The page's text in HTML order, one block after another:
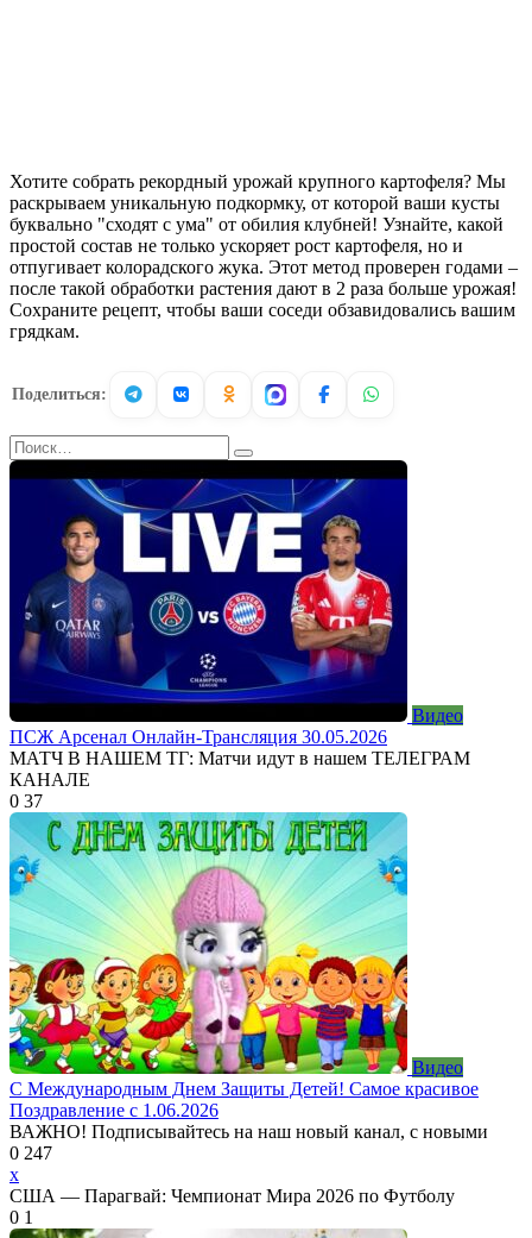
Хотите собрать рекордный урожай крупного картофеля? Мы
раскрываем уникальную подкормку, от которой ваши кусты
буквально "сходят с ума" от обилия клубней! Узнайте, какой
простой состав не только ускоряет рост картофеля, но и
отпугивает колорадского жука. Этот метод проверен годами –
после такой обработки растения дают в 2 раза больше урожая!
Сохраните рецепт, чтобы ваши соседи обзавидовались вашим
грядкам.
Поделиться:
Search
for:
Видео
ПСЖ Арсенал Онлайн-Трансляция 30.05.2026
МАТЧ В НАШЕМ ТГ: Матчи идут в нашем ТЕЛЕГРАМ
КАНАЛЕ
0 37
Видео
С Международным Днем Защиты Детей! Самое красивое
Поздравление с 1.06.2026
ВАЖНО! Подписывайтесь на наш новый канал, с новыми
0 247
x
США — Парагвай: Чемпионат Мира 2026 по Футболу
0 1